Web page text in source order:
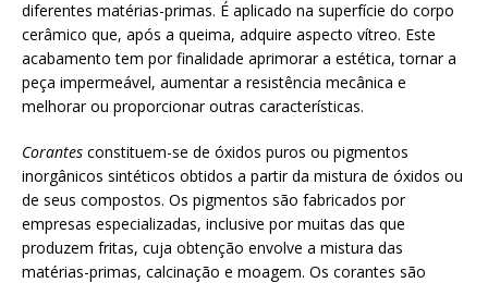
diferentes matérias-primas. É aplicado na superfície do corpo
cerâmico que, após a queima, adquire aspecto vítreo. Este
acabamento tem por finalidade aprimorar a estética, tornar a
peça impermeável, aumentar a resistência mecânica e
melhorar ou proporcionar outras características.
Corantes constituem-se de óxidos puros ou pigmentos
inorgânicos sintéticos obtidos a partir da mistura de óxidos ou
de seus compostos. Os pigmentos são fabricados por
empresas especializadas, inclusive por muitas das que
produzem fritas, cuja obtenção envolve a mistura das
matérias-primas, calcinação e moagem. Os corantes são